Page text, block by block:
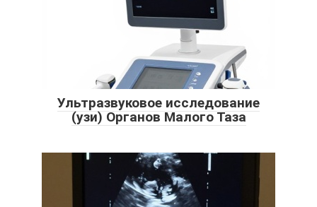
Ультразвуковое исследование
(узи) Органов Малого Таза